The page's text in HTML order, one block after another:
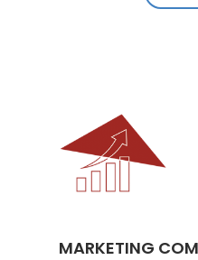
MARKETING